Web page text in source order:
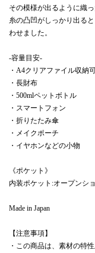
その模様が出るように織
糸の凸凹がしっかり出る
わせました。
‐容量目安‐
・A4クリアファイル収納
・長財布
・500mlペットボトル
・スマートフォン
・折りたたみ傘
・メイクポーチ
・イヤホンなどの小物
《ポケット》
内装ポケット:オープンシ
Made in Japan
【注意事項】
・この商品は、素材の特